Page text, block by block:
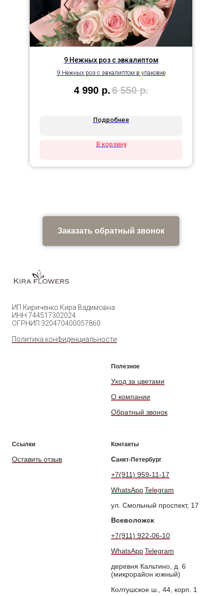
9 Нежных роз с эвкалиптом
9 Нежных роз с эвкалиптом в упаковке
4 990 р.6 550 р.
Подробнее
В корзину
Заказать обратный звонок
ИП Кириченко Кира Вадимовна
ИНН 744517302024
ОГРНИП 320470400057860
Политика конфиденциальности
Полезное
Уход за цветами
О компании
Обратный звонок
Ссылки
Оставить отзыв
Контакты
Санкт-Петербург
+7(911) 959-11-17
WhatsAppTelegram
ул. Смольный проспект, 17
Всеволожск
+7(911) 922-06-10
WhatsAppTelegram
деревня Кальтино, д. 6
(микрорайон южный)
Колтушское ш., 44, корп. 1